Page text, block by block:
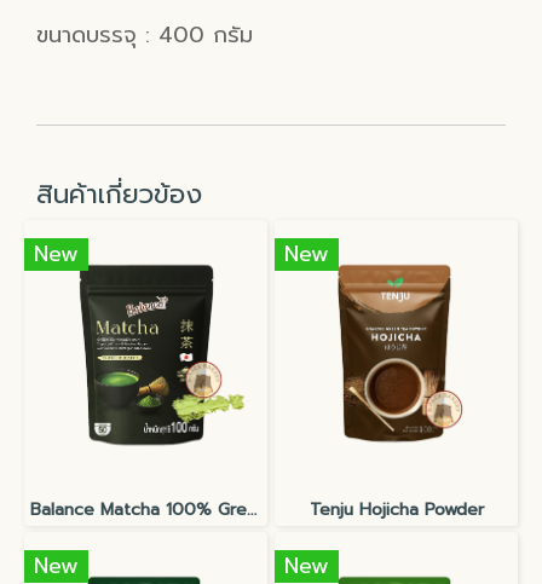
ขนาดบรรจุ : 400 กรัม
สินค้าเกี่ยวข้อง
New
Balance Matcha 100% Green Tea Classic Craft Shizuoka, Japan
New
Tenju Hojicha Powder
New New